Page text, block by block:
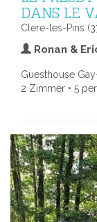
DANS LE
Clere-les-Pins
Ronan &
Guesthouse
2 Zimmer • 5